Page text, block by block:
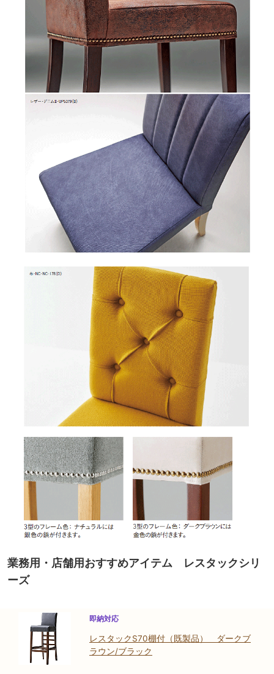
業務用・店舗用おすすめアイテム レスタックシリ
ーズ
即納対応
レスタックS70棚付（既製品） ダークブ
ラウン/ブラック